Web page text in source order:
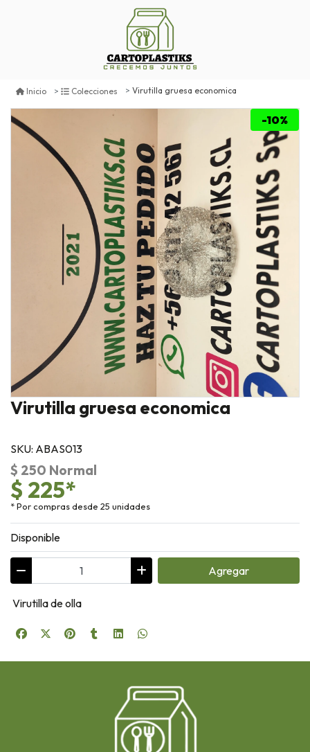
Inicio Colecciones Virutilla gruesa economica
-10%
Virutilla gruesa economica
SKU: ABAS013
$ 250 Normal
$ 225*
* Por compras desde 25 unidades
Disponible
Agregar
Virutilla de olla